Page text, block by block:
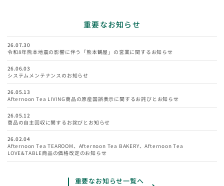
重要なお知らせ
26.07.30
令和8年熊本地震の影響に伴う「熊本鶴屋」の営業に関するお知らせ
26.06.03
システムメンテナンスのお知らせ
26.05.13
Afternoon Tea LIVING商品の原産国誤表示に関するお詫びとお知らせ
26.05.12
商品の自主回収に関するお詫びとお知らせ
26.02.04
Afternoon Tea TEAROOM、Afternoon Tea BAKERY、Afternoon Tea
LOVE&TABLE商品の価格改定のお知らせ
重要なお知らせ一覧へ